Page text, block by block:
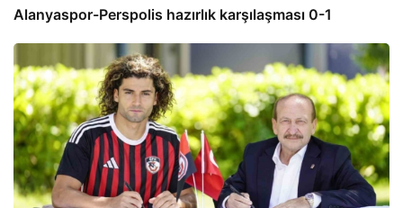
Alanyaspor-Perspolis hazırlık karşılaşması 0-1